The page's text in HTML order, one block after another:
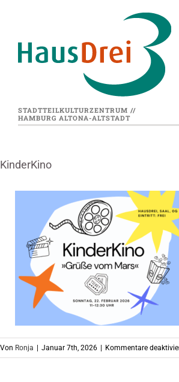
STADTTEILKULTURZENTRUM //
HAMBURG ALTONA-ALTSTADT
KinderKino
Von Ronja Januar 7th, 2026 Kommentare